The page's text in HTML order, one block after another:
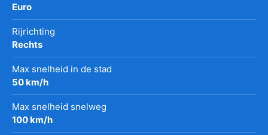
Euro
Rijrichting
Rechts
Max snelheid in de stad
50 km/h
Max snelheid snelweg
100 km/h